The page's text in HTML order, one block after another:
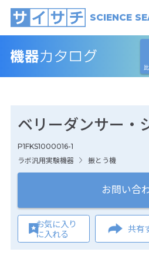
SCIENCE
ベリーダンサー・
P1FKS1000016-1
ラボ汎用実験機器
振とう機
お問い合
お気に入り
に入れる
共有